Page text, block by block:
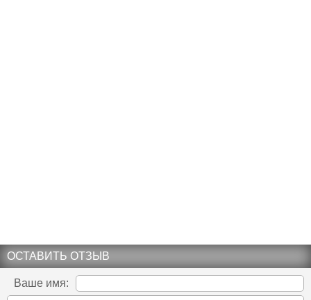
ОСТАВИТЬ ОТЗЫВ
Ваше имя: